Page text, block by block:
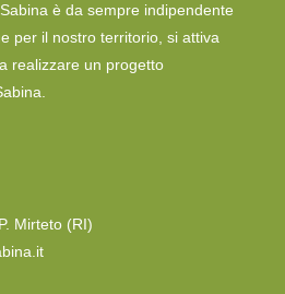
è da sempre indipendente
per il nostro territorio, si attiva
realizzare un progetto
Mirteto (RI)